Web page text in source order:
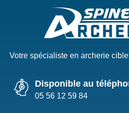
Votre spécialiste en archerie
Disponible au
05 56 12 59 84